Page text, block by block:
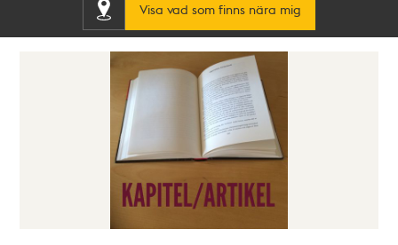
Visa vad som finns nära mig